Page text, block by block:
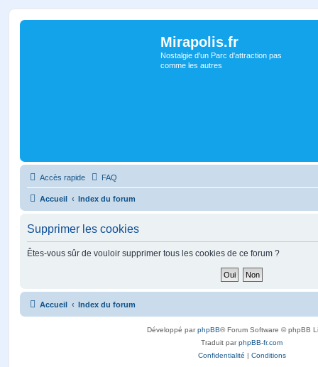
Mirapolis.fr
Nostalgie d'un Parc d'attraction pas
comme les autres
Accès rapide FAQ
Accueil Index du forum
Supprimer les cookies
Êtes-vous sûr de vouloir supprimer tous les cookies de ce forum ?
Accueil Index du forum
Développé parphpBB® Forum Software © phpBB
Traduit parphpBB-fr.com
Confidentialité | Conditions